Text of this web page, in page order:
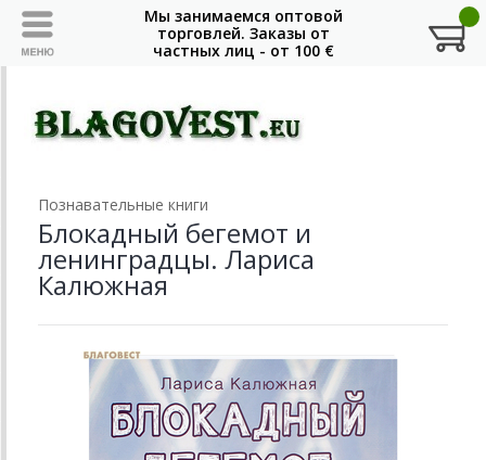
Познавательные книги
Блокадный бегемот и
ленинградцы. Лариса
Калюжная